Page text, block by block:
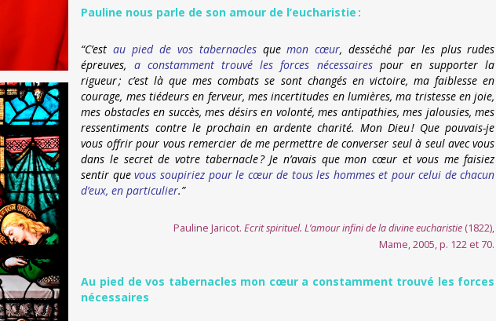
Pauline nous parle de son amour de l’eucharistie :
“C’estau pied de vos tabernaclesquemon cœur, desséché par les plus rudes
épreuves, a constamment trouvé les forces nécessairespour en supporter la
rigueur ; c’est là que mes combats se sont changés en victoire, ma faiblesse en
courage, mes tiédeurs en ferveur, mes incertitudes en lumières, ma tristesse en joie,
mes obstacles en succès, mes désirs en volonté, mes antipathies, mes jalousies, mes
ressentiments contre le prochain en ardente charité. Mon Dieu ! Que pouvais-je
vous offrir pour vous remercier de me permettre de converser seul à seul avec vous
dans le secret de votre tabernacle ? Je n’avais que mon cœur et vous me faisiez
sentir quevous soupiriez pour le cœur de tous les hommes et pour celui de chacun
d’eux, en particulier.”
Pauline Jaricot.Ecrit spirituel. L’amour infini de la divine eucharistie (1822),
Mame, 2005, p. 122 et 70.
Au pied de vos tabernacles mon cœur a constamment trouvé les forces
nécessaires